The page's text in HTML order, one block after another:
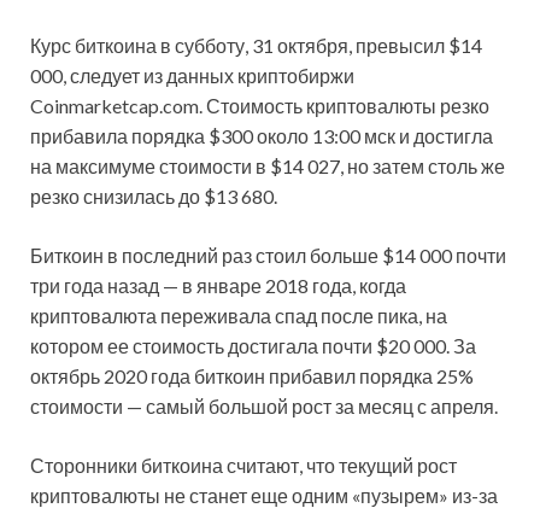
Курс биткоина в субботу, 31 октября, превысил $14
000, следует из данных криптобиржи
Coinmarketcap.com. Стоимость криптовалюты резко
прибавила порядка $300 около 13:00 мск и достигла
на максимуме стоимости в $14 027, но затем столь же
резко снизилась до $13 680.
Биткоин в последний раз стоил больше $14 000 почти
три года назад — в январе 2018 года, когда
криптовалюта переживала спад после пика, на
котором ее стоимость достигала почти $20 000. За
октябрь 2020 года биткоин прибавил порядка 25%
стоимости — самый большой рост за месяц с апреля.
Сторонники биткоина считают, что текущий рост
криптовалюты не станет еще одним «пузырем» из-за